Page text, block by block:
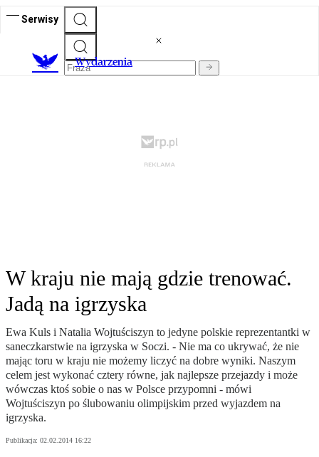
Serwisy
Wydarzenia
W kraju nie mają gdzie trenować.
Jadą na igrzyska
Ewa Kuls i Natalia Wojtuściszyn to jedyne polskie reprezentantki w
saneczkarstwie na igrzyska w Soczi. - Nie ma co ukrywać, że nie
mając toru w kraju nie możemy liczyć na dobre wyniki. Naszym
celem jest wykonać cztery równe, jak najlepsze przejazdy i może
wówczas ktoś sobie o nas w Polsce przypomni - mówi
Wojtuściszyn po ślubowaniu olimpijskim przed wyjazdem na
igrzyska.
Publikacja: 02.02.2014 16:22